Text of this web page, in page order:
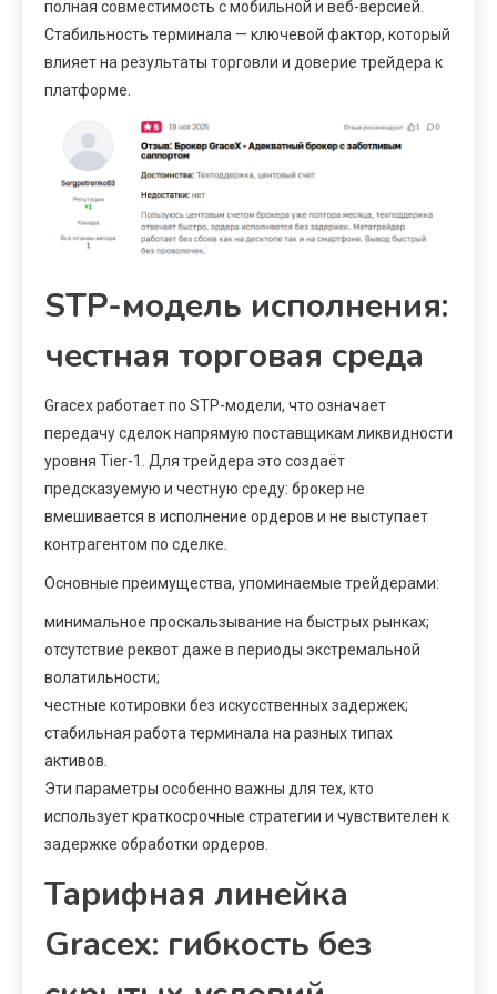
полная совместимость с мобильной и веб-версией.
Стабильность терминала — ключевой фактор, который
влияет на результаты торговли и доверие трейдера к
платформе.
STP-модель исполнения:
честная торговая среда
Gracex работает по STP-модели, что означает
передачу сделок напрямую поставщикам ликвидности
уровня Tier-1. Для трейдера это создаёт
предсказуемую и честную среду: брокер не
вмешивается в исполнение ордеров и не выступает
контрагентом по сделке.
Основные преимущества, упоминаемые трейдерами:
минимальное проскальзывание на быстрых рынках;
отсутствие реквот даже в периоды экстремальной
волатильности;
честные котировки без искусственных задержек;
стабильная работа терминала на разных типах
активов.
Эти параметры особенно важны для тех, кто
использует краткосрочные стратегии и чувствителен к
задержке обработки ордеров.
Тарифная линейка
Gracex: гибкость без